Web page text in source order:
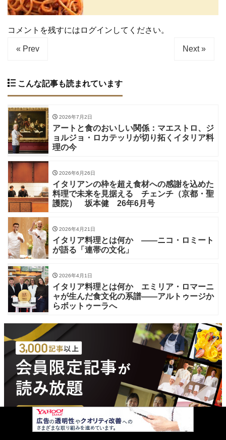
コメントを残すにはログインしてください。
« Prev Next »
こんな記事も読まれています
2026年7月2日
アートと食のおいしい関係：マエストロ、ジ
ョルジョ・ロカテッリが切り拓くイタリア料
理の今
2026年6月26日
イタリアンの枠を超え食材への感謝を込めた
料理で未来を見据える チェンチ（京都・聖
護院） 坂本健 26年6月号
2026年4月21日
イタリア料理とは何か ——ニコ・ロミート
が語る「連帯の文化」
2026年4月1日
イタリア料理とは何か エミリア・ロマーニ
ャが生んだ食文化の系譜——アルトゥージか
らボットゥーラへ